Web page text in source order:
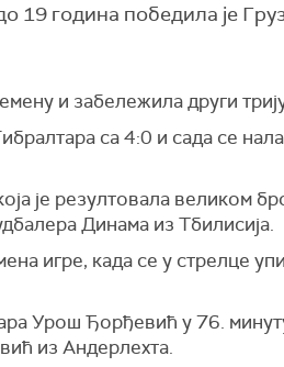
19 година победила је
и забележила други
са 4:0 и сада се
је резултовала великом
Динама из Тбилисија.
игре, када се у стрелце
Урош Ђорђевић у 76.
из Андерлехта.